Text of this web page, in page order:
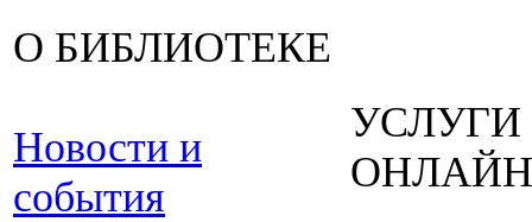
О БИБЛИОТЕКЕ
Новости и
события
УСЛУГИ
ОНЛАЙН